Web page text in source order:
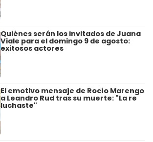
Quiénes serán los invitados de Juana
Viale para el domingo 9 de agosto:
exitosos actores
El emotivo mensaje de Rocío Marengo
a Leandro Rud tras su muerte: "La re
luchaste"